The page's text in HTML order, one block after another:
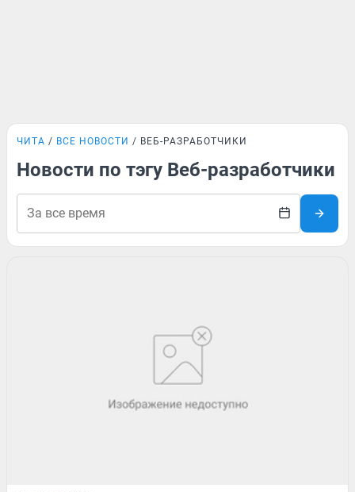
ЧИТА ВСЕ НОВОСТИ ВЕБ-РАЗРАБОТЧИКИ
Новости по тэгу Веб-разработчики